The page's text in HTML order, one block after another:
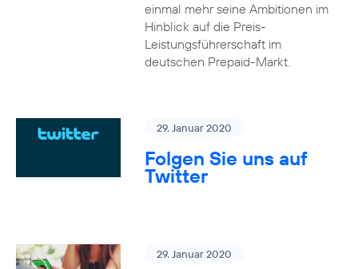
einmal mehr seine Ambitionen im
Hinblick auf die Preis-
Leistungsführerschaft im
deutschen Prepaid-Markt.
29. Januar 2020
Folgen Sie uns auf
Twitter
29. Januar 2020